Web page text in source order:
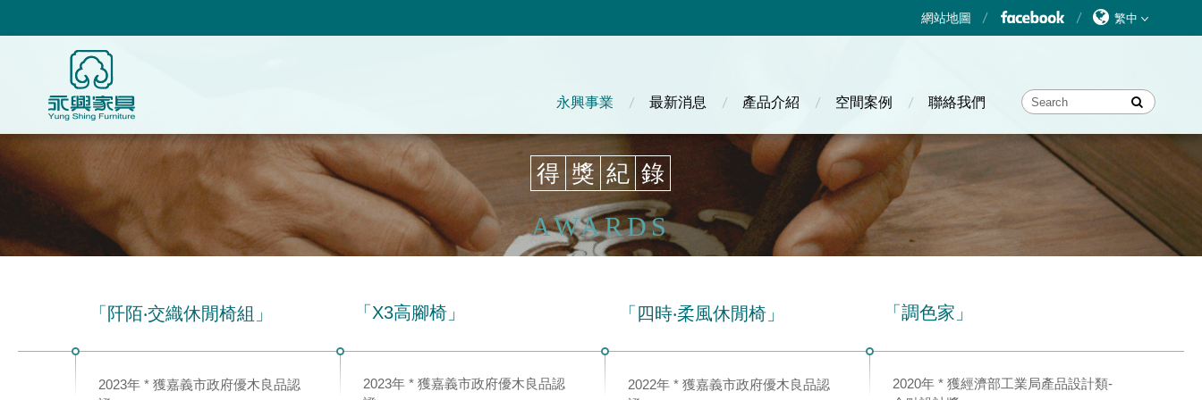
網站地圖
主選單永興事業 最新消息 產品介紹 空間案例 聯絡我們
AWARDS
得 獎 紀 錄
「阡陌‧交織休閒椅組」
2023年 * 獲嘉義市政府優木良品認
「X3高腳椅」
2023年 * 獲嘉義市政府優木良品認
「四時‧柔風休閒椅」
2022年 * 獲嘉義市政府優木良品認
「調色家」
2020年 * 獲經濟部工業局產品設計類-